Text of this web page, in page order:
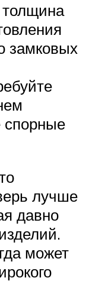
замковых
спорные
лучше
давно
может